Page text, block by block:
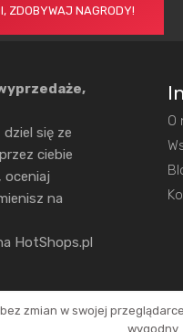
ZDOBYWAJ NAGRODY!
się ze
ciebie
oceniaj
na
HotShops.pl
O
zmian w swojej